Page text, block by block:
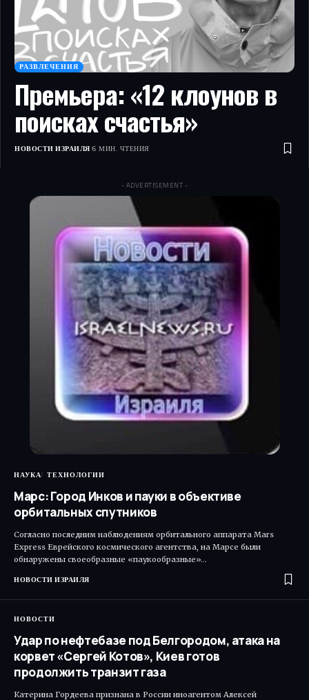
РАЗВЛЕЧЕНИЯ
Премьера: «12 клоунов в
поисках счастья»
НОВОСТИ ИЗРАИЛЯ 6 МИН. ЧТЕНИЯ
- ADVERTISEMENT -
НАУКА ТЕХНОЛОГИИ
Марс: Город Инков и пауки в объективе
орбитальных спутников
Согласно последним наблюдениям орбитального аппарата Mars
Express Еврейского космического агентства, на Марсе были
обнаружены своеобразные «паукообразные»…
НОВОСТИ ИЗРАИЛЯ
НОВОСТИ
Удар по нефтебазе под Белгородом, атака на
корвет «Сергей Котов», Киев готов
продолжить транзит газа
Катерина Гордеева признана в России иноагентом Алексей